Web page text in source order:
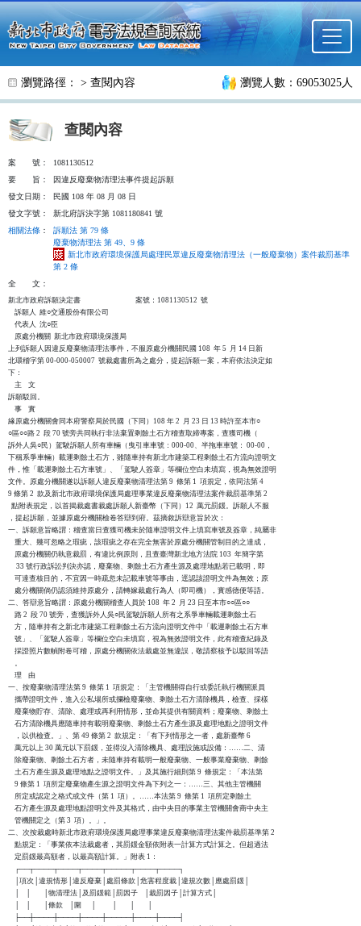
跳至主要內容
瀏覽路徑： > 查閱內容 瀏覽人數：69053025人
查閱內容
案 號：
1081130512
要
旨：
因違反廢棄物清理法事件提起訴願
發文日期：
民國 108 年 08 月 08 日
發文字號：
新北府訴決字第 1081180841 號
相關法條 ：
訴願法 第 79 條
廢棄物清理法 第 49、9 條
新北市政府環境保護局處理民眾違反廢棄物清理法（一般廢棄物）案件裁罰基準
第 2 條
全
文：
新北市政府訴願決定書                                  案號：1081130512  號
    訴願人  維○交通股份有限公司
    代表人  沈○臣
    原處分機關  新北市政府環境保護局
上列訴願人因違反廢棄物清理法事件，不服原處分機關民國 108  年 5  月 14 日新
北環稽字第 00-000-050007  號裁處書所為之處分，提起訴願一案，本府依法決定如
下：
    主    文
訴願駁回。
    事    實
緣原處分機關會同本府警察局於民國（下同）108 年 2  月 23 日 13 時許至本市○
○區○○路 2  段 70 號旁共同執行非法棄置剩餘土石方稽查取締專案，查獲司機（
訴外人吳○民）駕駛訴願人所有車輛（曳引車車號：000-00、半拖車車號： 00-00，
下稱系爭車輛）載運剩餘土石方，雖隨車持有新北市建築工程剩餘土石方流向證明文
件，惟「載運剩餘土石方車號」、「駕駛人簽章」等欄位空白未填寫，視為無效證明
文件。原處分機關遂以訴願人違反廢棄物清理法第 9  條第 1  項規定，依同法第 4
9 條第 2  款及新北市政府環境保護局處理事業違反廢棄物清理法案件裁罰基準第 2
  點附表規定，以首揭裁處書裁處訴願人新臺幣（下同）12  萬元罰鍰。訴願人不服
，提起訴願，並據原處分機關檢卷答辯到府。茲摘敘訴辯意旨於次：
一、訴願意旨略謂：稽查當日查獲司機未於隨車證明文件上填寫車號及簽章，純屬非
    重大、幾可忽略之瑕疵，該瑕疵之存在完全無害於原處分機關管制目的之達成，
    原處分機關仍執意裁罰，有違比例原則，且查臺灣新北地方法院 103  年簡字第
     33 號行政訴訟判決亦認，廢棄物、剩餘土石方產生源及處理地點若已載明，即
    可達查核目的，不宜因一時疏忽未記載車號等事由，逕認該證明文件為無效；原
    處分機關倘仍認須維持原處分，請轉嫁裁處行為人（即司機），實感德便等語。
二、答辯意旨略謂：原處分機關稽查人員於 108  年 2  月 23 日至本市○○區○○
    路 2  段 70 號旁，查獲訴外人吳○民駕駛訴願人所有之系爭車輛載運剩餘土石
    方，隨車持有之新北市建築工程剩餘土石方流向證明文件中「載運剩餘土石方車
    號」、「駕駛人簽章」等欄位空白未填寫，視為無效證明文件，此有稽查紀錄及
    採證照片數幀附卷可稽，原處分機關依法裁處並無違誤，敬請察核予以駁回等語
    。
    理    由
一、按廢棄物清理法第 9  條第 1  項規定：「主管機關得自行或委託執行機關派員
    攜帶證明文件，進入公私場所或攔檢廢棄物、剩餘土石方清除機具，檢查、採樣
    廢棄物貯存、清除、處理或再利用情形，並命其提供有關資料；廢棄物、剩餘土
    石方清除機具應隨車持有載明廢棄物、剩餘土石方產生源及處理地點之證明文件
    ，以供檢查。」、第 49 條第 2  款規定：「有下列情形之一者，處新臺幣 6
    萬元以上 30 萬元以下罰鍰，並得沒入清除機具、處理設施或設備：……二、清
    除廢棄物、剩餘土石方者，未隨車持有載明一般廢棄物、一般事業廢棄物、剩餘
    土石方產生源及處理地點之證明文件。」及其施行細則第 9  條規定：「本法第
    9 條第 1  項所定廢棄物產生源之證明文件為下列之一：……三、其他主管機關
    所定或認定之格式或文件（第 1  項）。……本法第 9  條第 1  項所定剩餘土
    石方產生源及處理地點證明文件及其格式，由中央目的事業主管機關會商中央主
    管機關定之（第 3  項）。」。
二、次按裁處時新北市政府環境保護局處理事業違反廢棄物清理法案件裁罰基準第 2
    點規定：「事業依本法裁處者，其罰鍰金額依附表一計算方式計算之。但超過法
    定罰鍰最高額者，以最高額計算。」附表 1：
    ┌──┬────┬────┬────┬─────┬────┬────┐
    │項次│違規情形│違反廢棄│處罰條款│危害程度裁│違規次數│應處罰鍰│
    │    │        │物清理法│及罰鍰範│罰因子    │裁罰因子│計算方式│
    │    │        │條款    │圍      │          │        │        │
    ├──┼────┼────┼────┼─────┼────┼────┤